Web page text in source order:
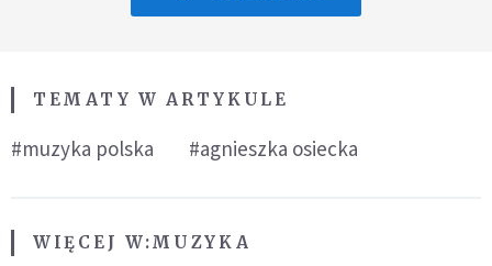
TEMATY W ARTYKULE
#muzyka polska #agnieszka osiecka
WIĘCEJ W:MUZYKA